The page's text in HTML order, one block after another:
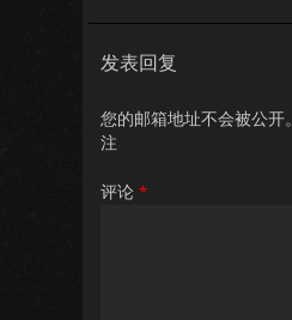
发表回复
您的邮箱地址不会被公开。
注
评论 *